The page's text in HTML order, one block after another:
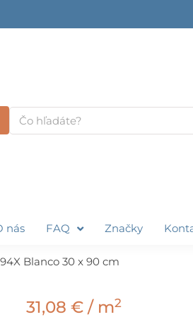
Vyhľadať
nás FAQ Značky
Blanco 30 x 90 cm
31,08 € / m2